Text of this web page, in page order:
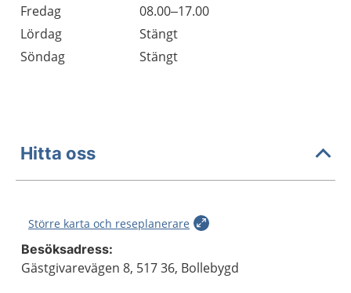
Fredag
08.00–17.00
Lördag
Stängt
Söndag
Stängt
Hitta oss
Större karta och reseplanerare
Besöksadress:
Gästgivarevägen 8, 517 36, Bollebygd